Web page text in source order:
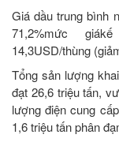
Giá dầu trung bình
71,2%mức
14,3USD/thùng
Tổng sản lượng
đạt 26,6 triệu tấn,
lượng điện cung
1,6 triệu tấn phân